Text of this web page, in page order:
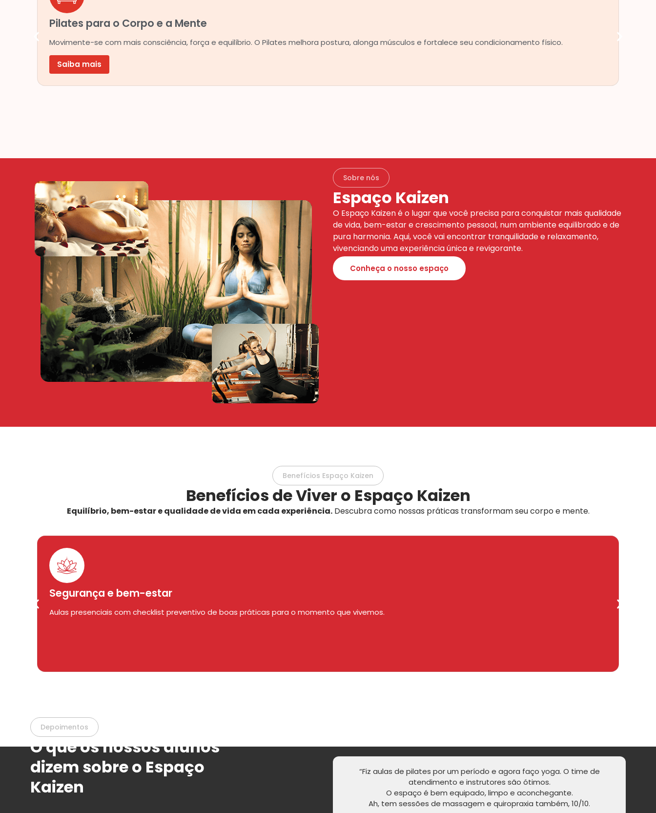
Pilates para o Corpo e a Mente
Movimente-se com mais consciência, força e equilíbrio. O Pilates melhora postura, alonga músculos e fortalece seu condicionamento físico.
Saiba mais
Sobre nós
Espaço Kaizen
O Espaço Kaizen é o lugar que você precisa para conquistar mais qualidade
de vida, bem-estar e crescimento pessoal, num ambiente equilibrado e de
pura harmonia. Aqui, você vai encontrar tranquilidade e relaxamento,
vivenciando uma experiência única e revigorante.
Conheça o nosso espaço
Benefícios Espaço Kaizen
Benefícios de Viver o Espaço Kaizen
Equilíbrio, bem-estar e qualidade de vida em cada experiência.Descubra como nossas práticas transformam seu corpo e mente.
Segurança e bem-estar
Aulas presenciais com checklist preventivo de boas práticas para o momento que vivemos.
Depoimentos
O que os nossos alunos
dizem sobre o Espaço
Kaizen
“Fiz aulas de pilates por um período e agora faço yoga. O time de
atendimento e instrutores são ótimos.
O espaço é bem equipado, limpo e aconchegante.
Ah, tem sessões de massagem e quiropraxia também, 10/10.